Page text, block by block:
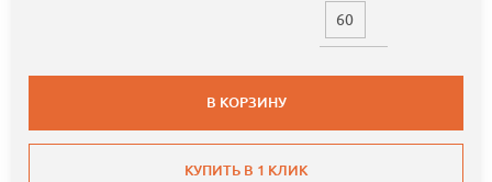
60
В КОРЗИНУ
КУПИТЬ В 1 КЛИК